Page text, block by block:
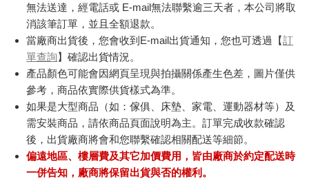
無法送達，經電話或 E-mail無法聯繫逾三天者，本公司將取
消該筆訂單，並且全額退款。
當廠商出貨後，您會收到E-mail出貨通知，您也可透過【訂
單查詢】確認出貨情況。
產品顏色可能會因網頁呈現與拍攝關係產生色差，圖片僅供
參考，商品依實際供貨樣式為準。
如果是大型商品（如：傢俱、床墊、家電、運動器材等）及
需安裝商品，請依商品頁面說明為主。訂單完成收款確認
後，出貨廠商將會和您聯繫確認相關配送等細節。
偏遠地區、樓層費及其它加價費用，皆由廠商於約定配送時
一併告知，廠商將保留出貨與否的權利。